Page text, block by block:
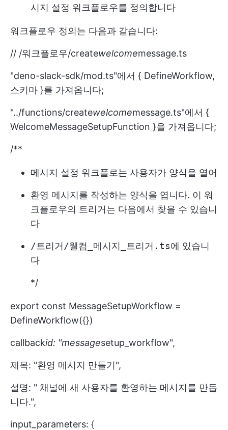
시지 설정 워크플로우를 정의합니다
워크플로우 정의는 다음과 같습니다:
// /워크플로우/createwelcomemessage.ts
"deno-slack-sdk/mod.ts"에서 { DefineWorkflow,
스키마 }를 가져옵니다;
"../functions/createwelcomemessage.ts"에서 {
WelcomeMessageSetupFunction }을 가져옵니다;
/**
메시지 설정 워크플로는 사용자가 양식을 열어
환영 메시지를 작성하는 양식을 엽니다. 이 워
크플로우의 트리거는 다음에서 찾을 수 있습니
다
/트리거/웰컴_메시지_트리거.ts에 있습니
다
*/
export const MessageSetupWorkflow =
DefineWorkflow({})
callbackid: "messagesetup_workflow",
제목: "환영 메시지 만들기",
설명: " 채널에 새 사용자를 환영하는 메시지를 만듭
니다.",
input_parameters: {